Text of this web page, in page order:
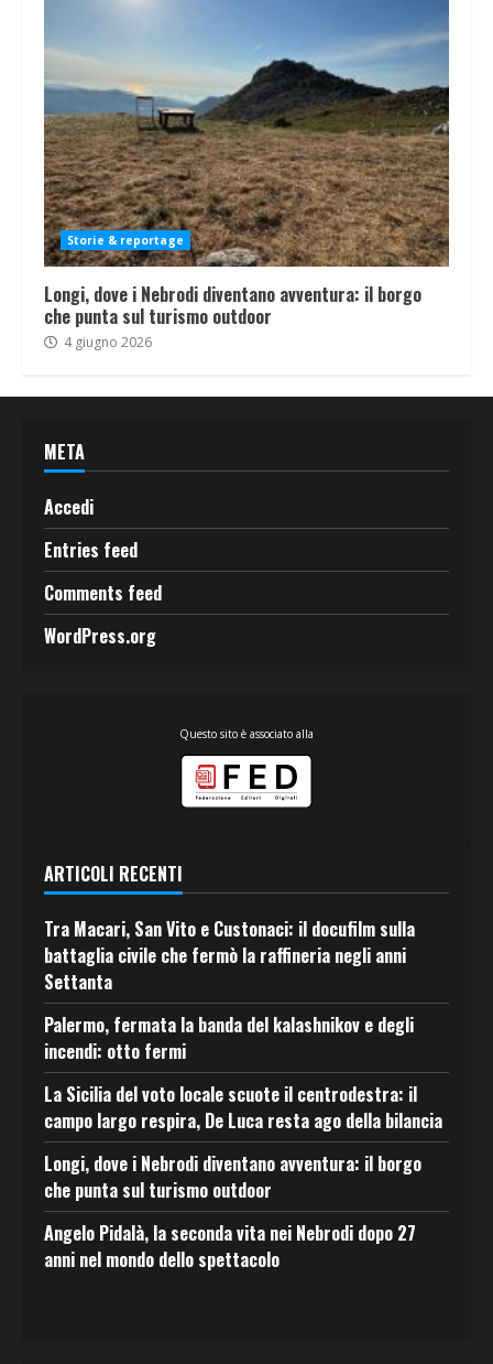
Storie & reportage
Longi, dove i Nebrodi diventano avventura: il borgo
che punta sul turismo outdoor
4 giugno 2026
META
Accedi
Entries feed
Comments feed
WordPress.org
Questo sito è associato alla
ARTICOLI RECENTI
Tra Macari, San Vito e Custonaci: il docufilm sulla
battaglia civile che fermò la raffineria negli anni
Settanta
Palermo, fermata la banda del kalashnikov e degli
incendi: otto fermi
La Sicilia del voto locale scuote il centrodestra: il
campo largo respira, De Luca resta ago della bilancia
Longi, dove i Nebrodi diventano avventura: il borgo
che punta sul turismo outdoor
Angelo Pidalà, la seconda vita nei Nebrodi dopo 27
anni nel mondo dello spettacolo